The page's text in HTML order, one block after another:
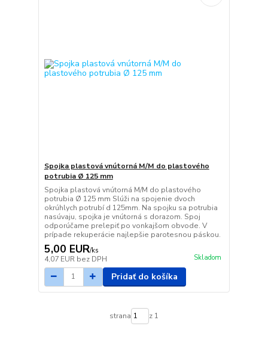
Spojka plastová vnútorná M/M do plastového
potrubia Ø 125 mm
Spojka plastová vnútorná M/M do plastového
potrubia Ø 125 mm Slúži na spojenie dvoch
okrúhlych potrubí d 125mm. Na spojku sa potrubia
nasúvaju, spojka je vnútorná s dorazom. Spoj
odporúčame prelepiť po vonkajšom obvode. V
prípade rekuperácie najlepšie parotesnou páskou.
5,00 EUR/ks
4,07 EUR bez DPH Skladom
Pridať do košíka
strana z 1